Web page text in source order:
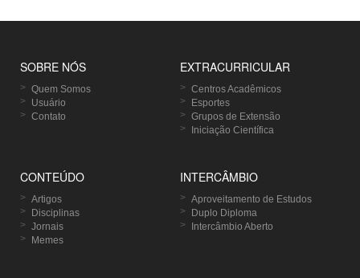
SOBRE NÓS
Quem Somos
Usuário
Contato
EXTRACURRICULAR
Centros Acadêmicos
Esportes
Grupos de Extensão
Iniciação Científica
CONTEÚDO
Artigos
Disciplinas
Jornais
Memes
INTERCÂMBIO
Aproveitamento de Estudos
Duplo Diploma
Intercâmbio Aberto